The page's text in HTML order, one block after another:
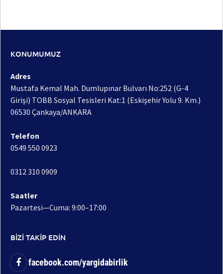
KONUMUMUZ
Adres
Mustafa Kemal Mah. Dumlupınar Bulvarı No:252 (G-4
Girişi) TOBB Sosyal Tesisleri Kat:1 (Eskişehir Yolu 9. Km.)
06530 Çankaya/ANKARA
Telefon
0549 550 0923
0312 310 0909
Saatler
Pazartesi—Cuma: 9:00–17:00
BİZİ TAKİP EDİN
facebook.com/yargidabirlik